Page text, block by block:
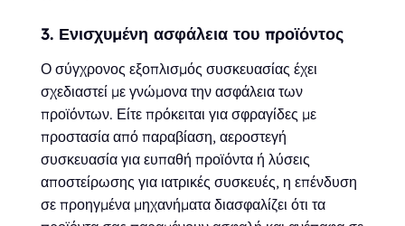
3. Ενισχυμένη ασφάλεια του προϊόντος
Ο σύγχρονος εξοπλισμός συσκευασίας έχει
σχεδιαστεί με γνώμονα την ασφάλεια των
προϊόντων. Είτε πρόκειται για σφραγίδες με
προστασία από παραβίαση, αεροστεγή
συσκευασία για ευπαθή προϊόντα ή λύσεις
αποστείρωσης για ιατρικές συσκευές, η επένδυση
σε προηγμένα μηχανήματα διασφαλίζει ότι τα